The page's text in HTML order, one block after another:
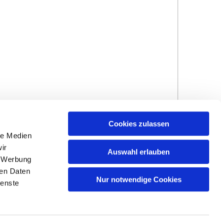
Medien
Daten
Cookies zulassen
Auswahl erlauben
Nur notwendige Cookies
Impressum und